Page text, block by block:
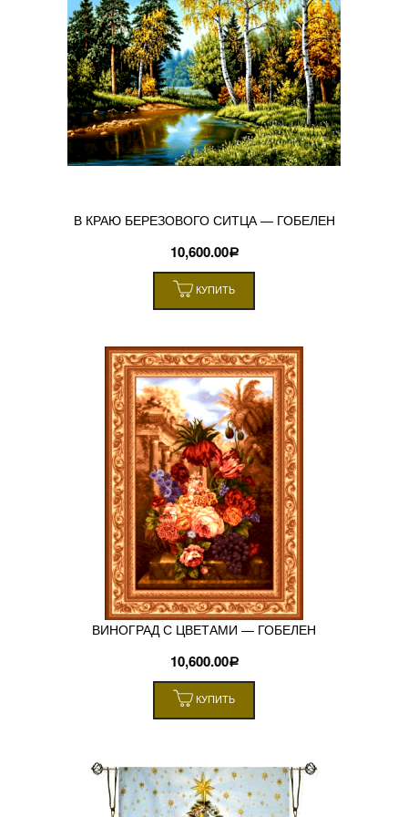
В КРАЮ БЕРЕЗОВОГО СИТЦА — ГОБЕЛЕН
10,600.00Р
КУПИТЬ
ВИНОГРАД С ЦВЕТАМИ — ГОБЕЛЕН
10,600.00Р
КУПИТЬ